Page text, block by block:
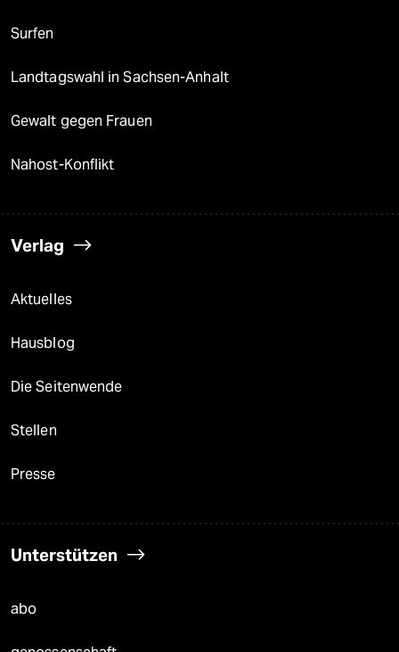
Surfen
Landtagswahl in Sachsen-Anhalt
Gewalt gegen Frauen
Nahost-Konflikt
Verlag
Aktuelles
Hausblog
Die Seitenwende
Stellen
Presse
Unterstützen
abo